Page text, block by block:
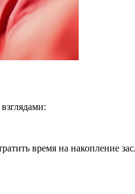
время на накопление